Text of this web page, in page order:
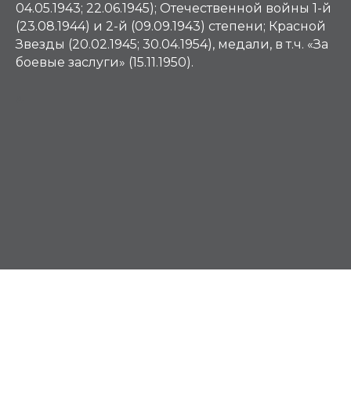
04.05.1943; 22.06.1945); Отечественной войны 1-й
(23.08.1944) и 2-й (09.09.1943) степени; Красной
Звезды (20.02.1945; 30.04.1954), медали, в т.ч. «За
боевые заслуги» (15.11.1950).